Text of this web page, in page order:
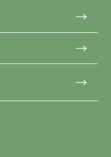
→
→
→